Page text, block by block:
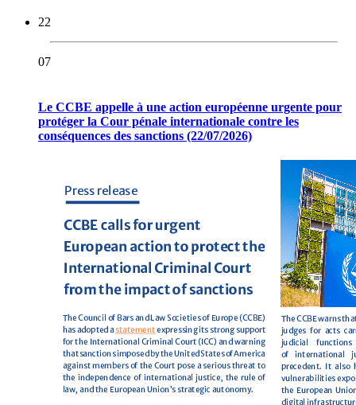
22
07
Le CCBE appelle à une action européenne urgente pour
protéger la Cour pénale internationale contre les
conséquences des sanctions (22/07/2026)